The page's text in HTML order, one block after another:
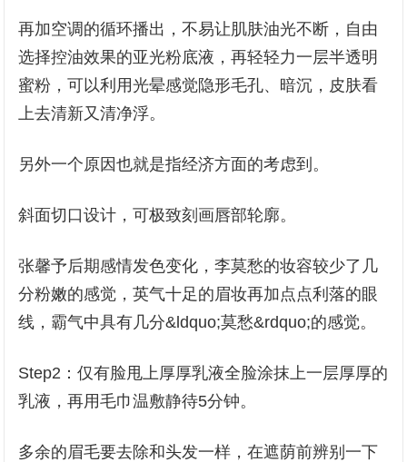
再加空调的循环播出，不易让肌肤油光不断，自由
选择控油效果的亚光粉底液，再轻轻力一层半透明
蜜粉，可以利用光晕感觉隐形毛孔、暗沉，皮肤看
上去清新又清净浮。
另外一个原因也就是指经济方面的考虑到。
斜面切口设计，可极致刻画唇部轮廓。
张馨予后期感情发色变化，李莫愁的妆容较少了几
分粉嫩的感觉，英气十足的眉妆再加点点利落的眼
线，霸气中具有几分&ldquo;莫愁&rdquo;的感觉。
Step2：仅有脸甩上厚厚乳液全脸涂抹上一层厚厚的
乳液，再用毛巾温敷静待5分钟。
多余的眉毛要去除和头发一样，在遮荫前辨别一下